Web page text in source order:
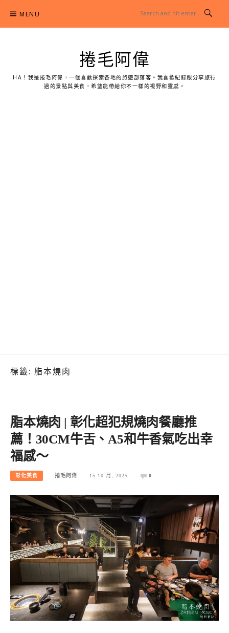
content
MENU
捲毛阿偉
HA！我是捲毛阿偉，一個喜歡探索各地的旅遊部落客。我喜歡紀錄跟分享旅行
過的景點與美食，希望能帶給你不一樣的視野和靈感。
標籤: 脂本燒肉
脂本燒肉 | 彰化超犯規燒肉餐廳推
薦！30CM牛舌、A5和牛香氣吃出幸
福感～
彰化美食 捲毛阿偉 15 10 月, 2025 0